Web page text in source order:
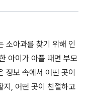
소아과를 찾기 위해 인
아이가 아플 때면 부모
정보 속에서 어떤 곳이
지, 어떤 곳이 친절하고